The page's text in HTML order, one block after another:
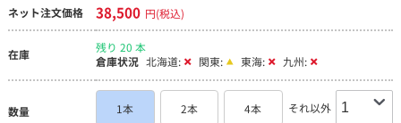
ネット注文価格 38,500 円(税込)
在庫
残り 20 本
倉庫状況 北海道: 関東: 東海: 九州:
数量 1本 2本 4本 それ以外